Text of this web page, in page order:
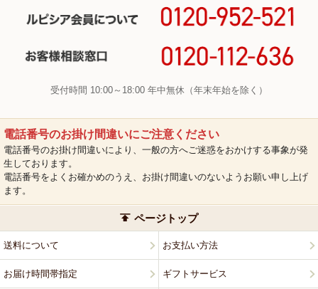
受付時間 10:00～18:00 年中無休（年末年始を除く）
電話番号のお掛け間違いにご注意ください
電話番号のお掛け間違いにより、一般の方へご迷惑をおかけする事象が発
生しております。
電話番号をよくお確かめのうえ、お掛け間違いのないようお願い申し上げ
ます。
ページトップ
送料について お支払い方法
お届け時間帯指定 ギフトサービス